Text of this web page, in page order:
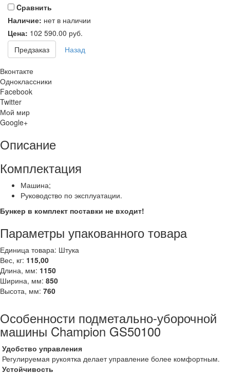
Cравнить
Наличие: нет в наличии
Цена: 102 590.00 руб.
Предзаказ
Назад
Вконтакте
Одноклассники
Facebook
Twitter
Мой мир
Google+
Описание
Комплектация
Машина;
Руководство по эксплуатации.
Бункер в комплект поставки не входит!
Параметры упакованного товара
Единица товара: Штука
Вес, кг: 115,00
Длина, мм: 1150
Ширина, мм: 850
Высота, мм: 760
Особенности подметально-уборочной
машины Champion GS50100
Удобство управления
Регулируемая рукоятка делает управление более комфортным.
Устойчивость